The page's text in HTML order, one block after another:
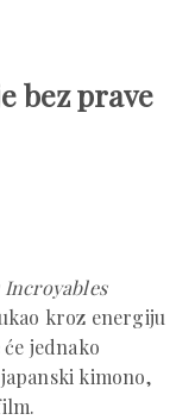
bez prave
Incroyables
kroz energiju
jednako
kimono,